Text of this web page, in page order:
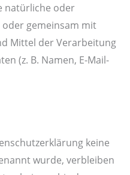
natürliche oder
gemeinsam mit
Mittel der Verarbeitung
(z. B. Namen, E-Mail-
keine
wurde, verbleiben